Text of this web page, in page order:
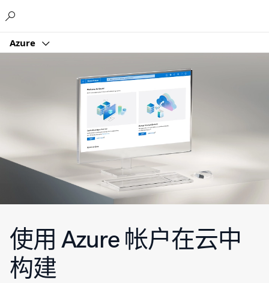
Azure
使用 Azure 帐户在云中
构建